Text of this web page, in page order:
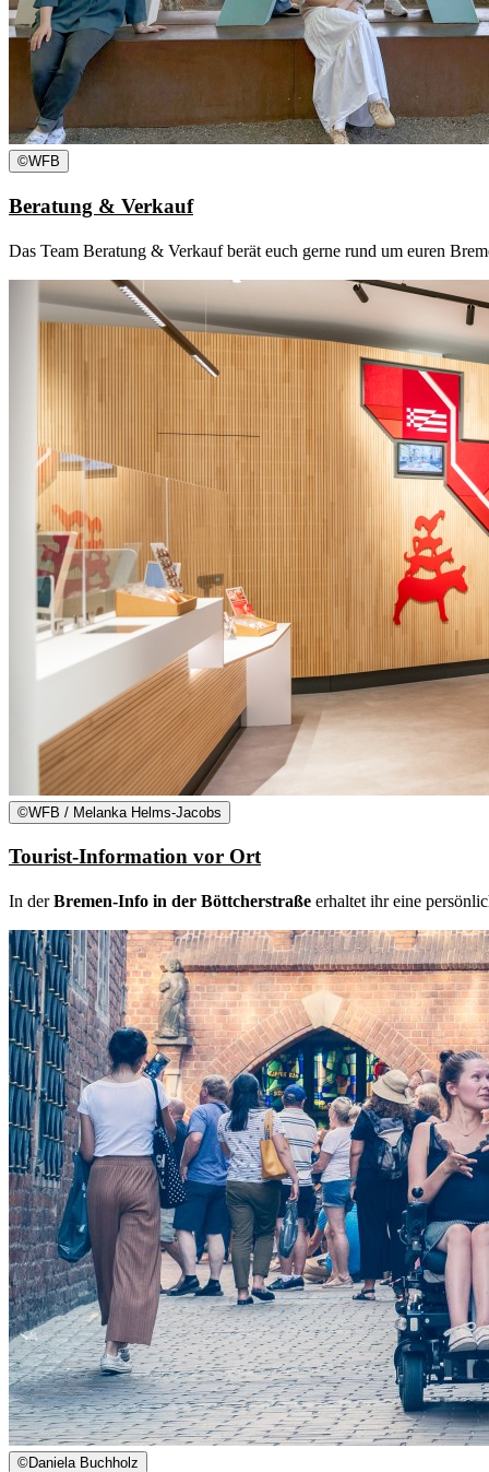
©WFB
Beratung & Verkauf
Das Team Beratung & Verkauf berät euch gerne rund um euren
©WFB / Melanka Helms-Jacobs
Tourist-Information vor Ort
In derBremen-Info in der Böttcherstraße erhaltet ihr eine
©Daniela Buchholz